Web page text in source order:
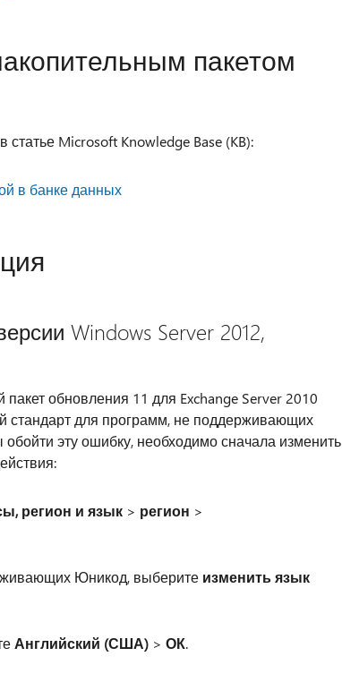
пакетом
Microsoft Knowledge Base (KB):
в банке данных
Windows Server 2012,
обновления 11 для Exchange Server 2010
стандарт для программ, не поддерживающих
эту ошибку, необходимо сначала изменить
регион и язык> регион >
Юникод, выберите изменить язык
Английский (США)> ОК.